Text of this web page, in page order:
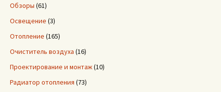
Обзоры (61)
Освещение (3)
Отопление (165)
Очиститель воздуха (16)
Проектирование и монтаж(10)
Радиатор отопления (73)